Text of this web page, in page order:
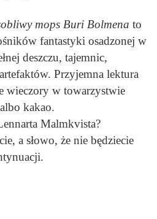
mops Buri Bolmena to
fantastyki osadzonej w
deszczu, tajemnic,
Przyjemna lektura
wieczory w towarzystwie
kakao.
Malmkvista?
a słowo, że nie będziecie